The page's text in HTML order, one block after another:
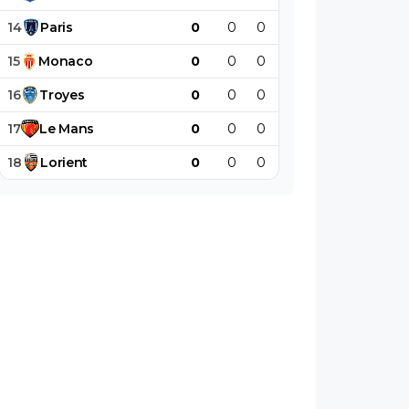
14 Paris 0 0 0
15 Monaco 0 0 0
16 Troyes 0 0 0
17 Le Mans 0 0 0
18 Lorient 0 0 0